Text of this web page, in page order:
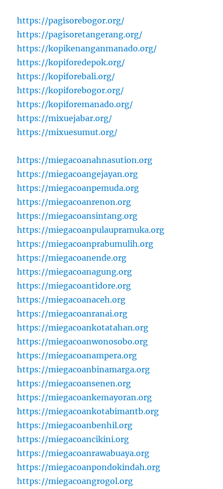
https://pagisorebogor.org/
https://pagisoretangerang.org/
https://kopikenanganmanado.org/
https://kopiforedepok.org/
https://kopiforebali.org/
https://kopiforebogor.org/
https://kopiforemanado.org/
https://mixuejabar.org/
https://mixuesumut.org/
https://miegacoanahnasution.org
https://miegacoangejayan.org
https://miegacoanpemuda.org
https://miegacoanrenon.org
https://miegacoansintang.org
https://miegacoanpulaupramuka.org
https://miegacoanprabumulih.org
https://miegacoanende.org
https://miegacoanagung.org
https://miegacoantidore.org
https://miegacoanaceh.org
https://miegacoanranai.org
https://miegacoankotatahan.org
https://miegacoanwonosobo.org
https://miegacoanampera.org
https://miegacoanbinamarga.org
https://miegacoansenen.org
https://miegacoankemayoran.org
https://miegacoankotabimantb.org
https://miegacoanbenhil.org
https://miegacoancikini.org
https://miegacoanrawabuaya.org
https://miegacoanpondokindah.org
https://miegacoangrogol.org